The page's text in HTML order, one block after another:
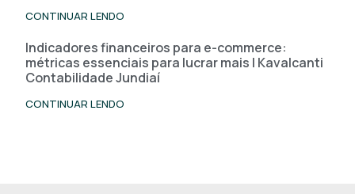
CONTINUAR LENDO
Indicadores financeiros para e-commerce:
métricas essenciais para lucrar mais | Kavalcanti
Contabilidade Jundiaí
CONTINUAR LENDO